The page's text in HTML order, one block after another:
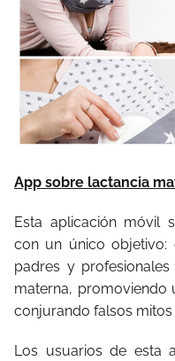
App sobre lactancia
Esta aplicación móvil
con un único objetivo:
padres y
materna, promoviendo
conjurando falsos mitos
Los usuarios de esta